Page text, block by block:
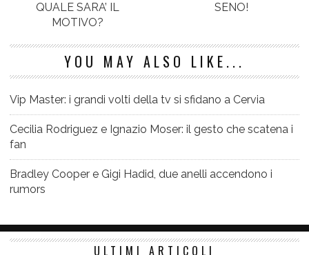
QUALE SARA’ IL
MOTIVO?
SENO!
YOU MAY ALSO LIKE...
Vip Master: i grandi volti della tv si sfidano a Cervia
Cecilia Rodriguez e Ignazio Moser: il gesto che scatena i
fan
Bradley Cooper e Gigi Hadid, due anelli accendono i
rumors
ULTIMI ARTICOLI